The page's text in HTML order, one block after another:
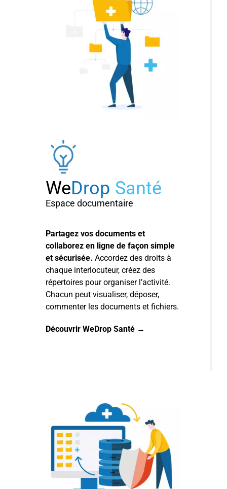
WeDrop Santé
Espace documentaire
Partagez vos documents et
collaborez en ligne de façon simple
et sécurisée. Accordez des droits à
chaque interlocuteur, créez des
répertoires pour organiser l’activité.
Chacun peut visualiser, déposer,
commenter les documents et fichiers.
Découvrir WeDrop Santé →